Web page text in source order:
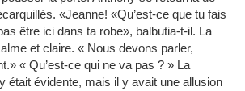
«Jeanne! «Qu’est-ce que tu fais
être ici dans ta robe», balbutia-t-il. La
et claire. « Nous devons parler,
« Qu’est-ce qui ne va pas ? » La
était évidente, mais il y avait une allusion